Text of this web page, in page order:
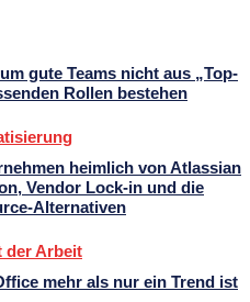
gute Teams nicht aus „Top-
Rollen bestehen
heimlich von Atlassian
Vendor Lock-in und die
Alternativen
der Arbeit
mehr als nur ein Trend ist